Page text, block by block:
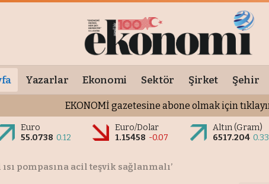
Yazarlar Ekonomi Sektör Şirket Şehir
EKONOMİ gazetesine abone olmak için
Euro
55.0738 0.12
Euro/Dolar
1.15458 -0.07
Altın (Gram)
6517.204 0.33
ısı pompasına acil teşvik sağlanmalı’